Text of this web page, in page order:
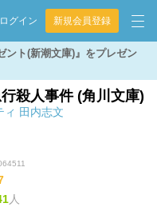
ログイン 新規会員登録
ント(新潮文庫)』をプレゼン
殺人事件 (角川文庫)
ィ 田内志文
人